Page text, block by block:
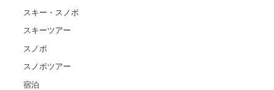
スキー・スノボ
スキーツアー
スノボ
スノボツアー
宿泊